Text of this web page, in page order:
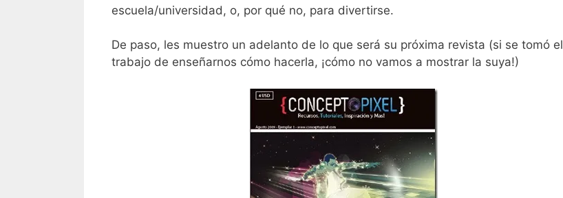
escuela/universidad, o, por qué no, para divertirse.
De paso, les muestro un adelanto de lo que será su próxima revista (si se tomó el
trabajo de enseñarnos cómo hacerla, ¡cómo no vamos a mostrar la suya!)